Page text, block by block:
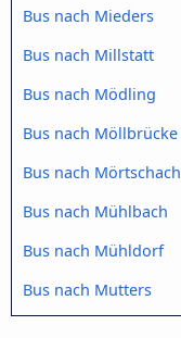
Bus nach Mieders
Bus nach Millstatt
Bus nach Mödling
Bus nach Möllbrücke
Bus nach Mörtschach
Bus nach Mühlbach
Bus nach Mühldorf
Bus nach Mutters